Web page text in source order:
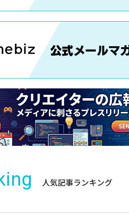
人気記事ランキング